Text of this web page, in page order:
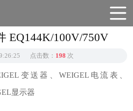
EQ144K/100V/750V
点击数： 198 次
变送器、WEIGEL电流表、
显示器